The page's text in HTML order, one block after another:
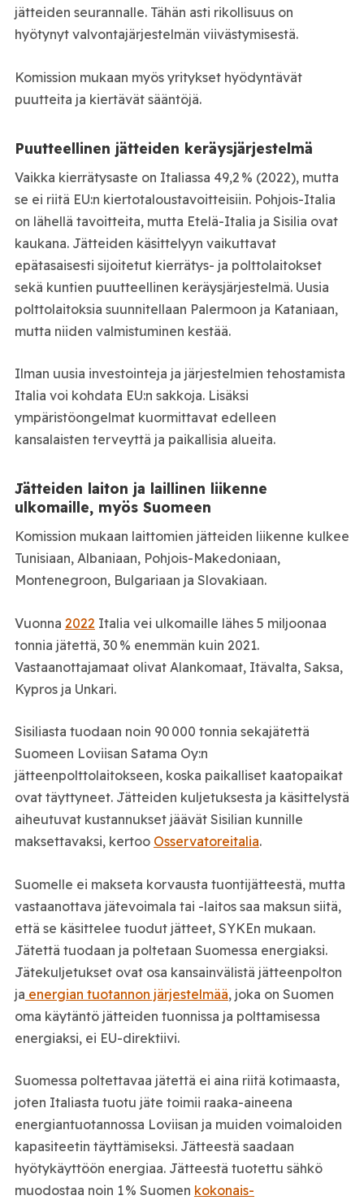
jätteiden seurannalle. Tähän asti rikollisuus on
hyötynyt valvontajärjestelmän viivästymisestä.
Komission mukaan myös yritykset hyödyntävät
puutteita ja kiertävät sääntöjä.
Puutteellinen jätteiden keräysjärjestelmä
Vaikka kierrätysaste on Italiassa 49,2 % (2022), mutta
se ei riitä EU:n kiertotaloustavoitteisiin. Pohjois-Italia
on lähellä tavoitteita, mutta Etelä-Italia ja Sisilia ovat
kaukana. Jätteiden käsittelyyn vaikuttavat
epätasaisesti sijoitetut kierrätys- ja polttolaitokset
sekä kuntien puutteellinen keräysjärjestelmä. Uusia
polttolaitoksia suunnitellaan Palermoon ja Kataniaan,
mutta niiden valmistuminen kestää.
Ilman uusia investointeja ja järjestelmien tehostamista
Italia voi kohdata EU:n sakkoja. Lisäksi
ympäristöongelmat kuormittavat edelleen
kansalaisten terveyttä ja paikallisia alueita.
Jätteiden laiton ja laillinen liikenne
ulkomaille, myös Suomeen
Komission mukaan laittomien jätteiden liikenne kulkee
Tunisiaan, Albaniaan, Pohjois-Makedoniaan,
Montenegroon, Bulgariaan ja Slovakiaan.
Vuonna 2022 Italia vei ulkomaille lähes 5 miljoonaa
tonnia jätettä, 30 % enemmän kuin 2021.
Vastaanottajamaat olivat Alankomaat, Itävalta, Saksa,
Kypros ja Unkari.
Sisiliasta tuodaan noin 90 000 tonnia sekajätettä
Suomeen Loviisan Satama Oy:n
jätteenpolttolaitokseen, koska paikalliset kaatopaikat
ovat täyttyneet. Jätteiden kuljetuksesta ja käsittelystä
aiheutuvat kustannukset jäävät Sisilian kunnille
maksettavaksi, kertoo Osservatoreitalia.
Suomelle ei makseta korvausta tuontijätteestä, mutta
vastaanottava jätevoimala tai -laitos saa maksun siitä,
että se käsittelee tuodut jätteet, SYKEn mukaan.
Jätettä tuodaan ja poltetaan Suomessa energiaksi.
Jätekuljetukset ovat osa kansainvälistä jätteenpolton
ja energian tuotannon järjestelmää, joka on Suomen
oma käytäntö jätteiden tuonnissa ja polttamisessa
energiaksi, ei EU-direktiivi.
Suomessa poltettavaa jätettä ei aina riitä kotimaasta,
joten Italiasta tuotu jäte toimii raaka-aineena
energiantuotannossa Loviisan ja muiden voimaloiden
kapasiteetin täyttämiseksi. Jätteestä saadaan
hyötykäyttöön energiaa. Jätteestä tuotettu sähkö
muodostaa noin 1 % Suomen kokonais­